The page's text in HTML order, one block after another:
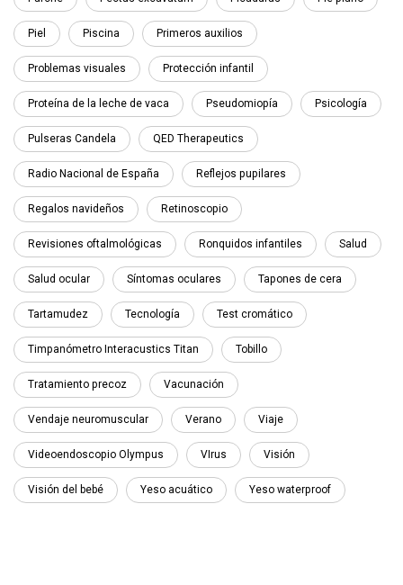
Piel Piscina Primeros auxilios
Problemas visuales Protección infantil
Proteína de la leche de vaca Pseudomiopía Psicología
Pulseras Candela QED Therapeutics
Radio Nacional de España Reflejos pupilares
Regalos navideños Retinoscopio
Revisiones oftalmológicas Ronquidos infantiles Salud
Salud ocular Síntomas oculares Tapones de cera
Tartamudez Tecnología Test cromático
Timpanómetro Interacustics Titan Tobillo
Tratamiento precoz Vacunación
Vendaje neuromuscular Verano Viaje
Videoendoscopio Olympus VIrus Visión
Visión del bebé Yeso acuático Yeso waterproof